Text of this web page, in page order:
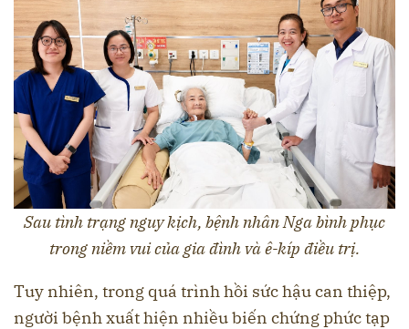
Sau tình trạng nguy kịch, bệnh nhân Nga bình phục
trong niềm vui của gia đình và ê-kíp điều trị.
Tuy nhiên, trong quá trình hồi sức hậu can thiệp,
người bệnh xuất hiện nhiều biến chứng phức tạp